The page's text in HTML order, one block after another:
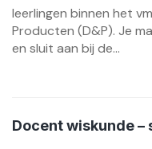
leerlingen binnen het
Producten (D&P). Je
en sluit aan bij de...
Docent wiskunde